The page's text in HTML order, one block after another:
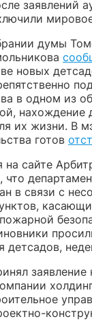
заявлений
думы
новых
в одном из
нахождение
их жизни. В
готов
на сайте
в связи с
детсадов,
заявление